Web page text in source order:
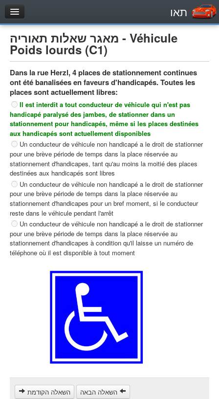
תאו
עמוד הבית
מבחן
Véhicule automoteur (B)
Motocycle (A)
Tracteurs (1)
Véhicule Poids lourds (C1)
Poids lourds/remorque (C)
Transport en Commun (D)
מאגר שאלות
Véhicule automoteur (B)
Motocycle (A)
Tracteurs (1)
Véhicule Poids lourds (C1)
Poids lourds/remorque (C)
Transport en Commun (D)
מאגר שאלות תאוריה - Véhicule
Poids lourds (C1)
Dans la rue Herzl, 4 places de stationnement continues
ont été banalisées en faveurs d'handicapés. Toutes les
places sont actuellement libres:
Il est interdit a tout conducteur de véhicule qui n'est pas
handicapé paralysé des jambes, de stationner dans un
stationnement pour handicapés, même si les places destinées
aux handicapés sont actuellement disponibles
Un conducteur de véhicule non handicapé a le droit de stationner
pour une brève période de temps dans la place réservée au
stationnement d'handicapes, tant qu'au moins la moitié des places
destinées aux handicapés sont libres
Un conducteur de véhicule non handicapé a le droit de stationner
pour une brève période de temps dans la place réservée au
stationnement d'handicapes pour un bref moment, si le conducteur
reste dans le véhicule pendant l'arrêt
Un conducteur de véhicule non handicapé a le droit de stationner
pour une brève période de temps dans la place réservée au
stationnement d'handicapes à condition qu'il laisse un numéro de
téléphone où il est disponible à tout moment
השאלה הקודמת